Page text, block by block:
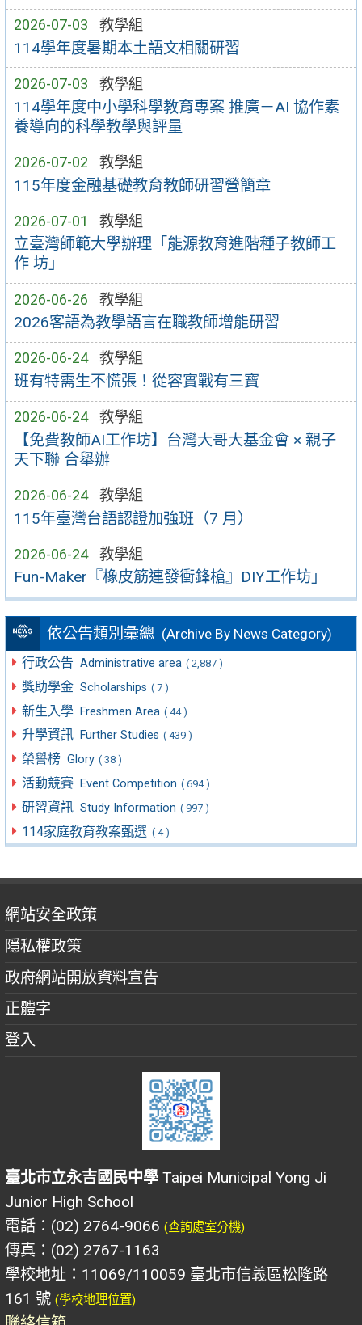
2026-07-03 教學組
114學年度暑期本土語文相關研習
2026-07-03 教學組
114學年度中小學科學教育專案 推廣－AI 協作素
養導向的科學教學與評量
2026-07-02 教學組
115年度金融基礎教育教師研習營簡章
2026-07-01 教學組
立臺灣師範大學辦理「能源教育進階種子教師工
作 坊」
2026-06-26 教學組
2026客語為教學語言在職教師增能研習
2026-06-24 教學組
班有特需生不慌張！從容實戰有三寶
2026-06-24 教學組
【免費教師AI工作坊】台灣大哥大基金會 × 親子
天下聯 合舉辦
2026-06-24 教學組
115年臺灣台語認證加強班（7 月）
2026-06-24 教學組
Fun-Maker『橡皮筋連發衝鋒槍』DIY工作坊」
依公告類別彙總 (Archive By News Category)
行政公告 Administrative area ( 2,887 )
獎助學金 Scholarships ( 7 )
新生入學 Freshmen Area ( 44 )
升學資訊 Further Studies ( 439 )
榮譽榜 Glory ( 38 )
活動競賽 Event Competition ( 694 )
研習資訊 Study Information ( 997 )
114家庭教育教案甄選 ( 4 )
網站安全政策
隱私權政策
政府網站開放資料宣告
正體字
登入
臺北市立永吉國民中學 Taipei Municipal Yong Ji
Junior High School
電話：(02) 2764-9066 (查詢處室分機)
傳真：(02) 2767-1163
學校地址：11069/110059 臺北市信義區松隆路
161 號 (學校地理位置)